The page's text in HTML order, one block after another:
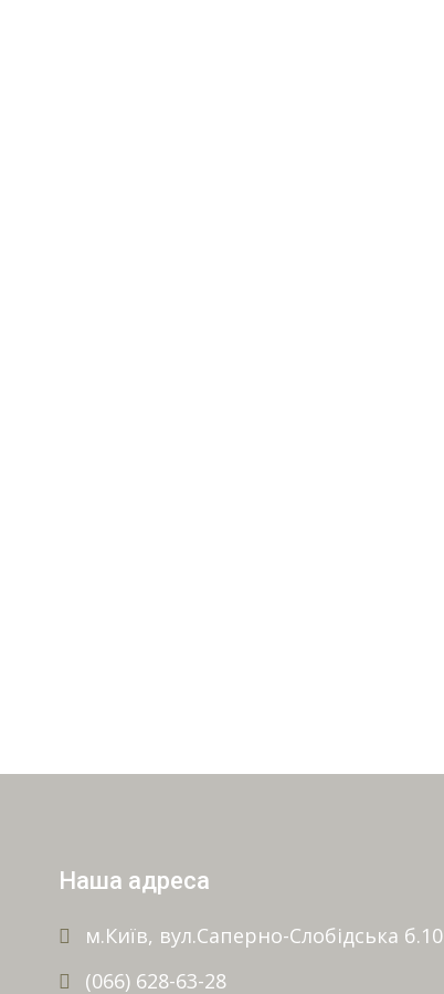
Наша адреса
м.Київ, вул.Саперно-Слобідська б.10
(066) 628-63-28